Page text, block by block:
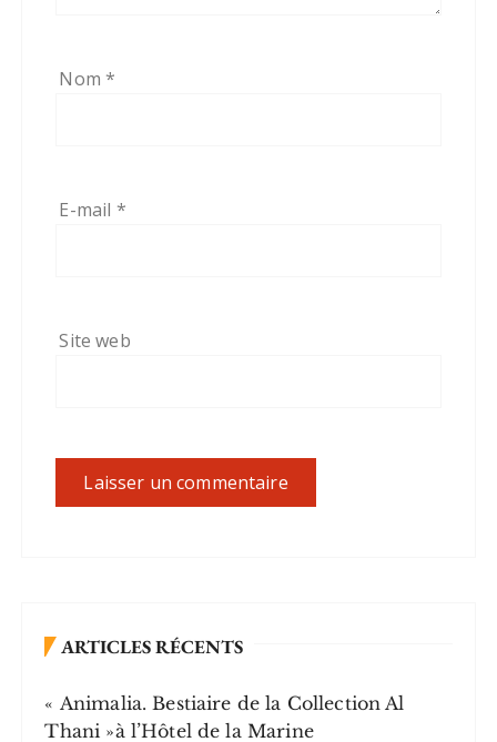
Nom*
E-mail *
Site web
ARTICLES RÉCENTS
« Animalia. Bestiaire de la Collection Al
Thani »à l’Hôtel de la Marine